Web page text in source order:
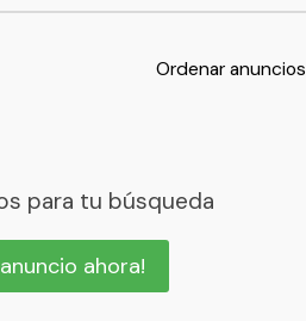
Ordenar anuncios
para tu búsqueda
ahora!